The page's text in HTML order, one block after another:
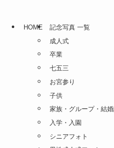
記念写真 一覧
成人式
卒業